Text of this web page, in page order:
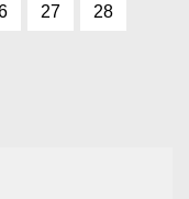
27 28